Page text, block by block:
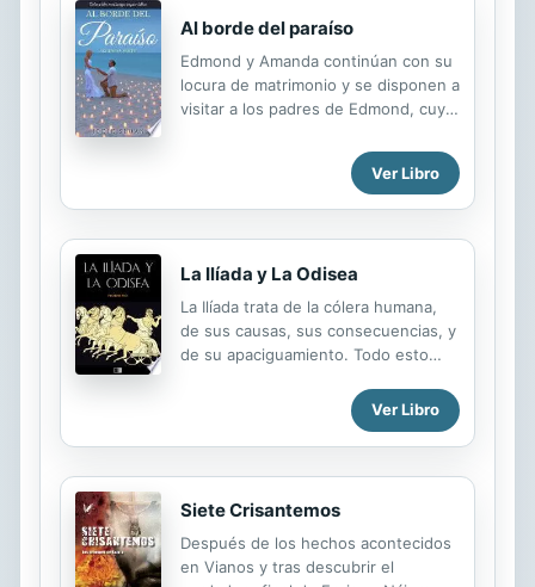
Al borde del paraíso
Edmond y Amanda continúan con su
locura de matrimonio y se disponen a
visitar a los padres de Edmond, cuyo
persona irrespetuosa. Amanda le
pide a Edmond que le haga perder la
un viaje a Atlanta para visitar a su
madre y ella lo recompensa a él (y a
ella misma) como se merece...
Ver Libro
La Ilíada y La Odisea
La Ilíada trata de la cólera humana,
de sus causas, sus consecuencias, y
de su apaciguamiento. Todo esto
último año de la toma de Troya,
también conocida como Ilión entre
los griegos. Incluido : Un texto sobre
la caida de Troya de Ovidio
Ver Libro
Siete Crisantemos
Después de los hechos acontecidos
en Vianos y tras descubrir el